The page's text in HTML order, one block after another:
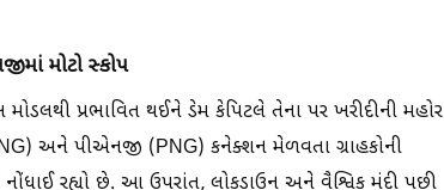
મોટો સ્કોપ
પ્રભાવિત થઈને ડેમ કેપિટલે તેના પર ખરીદીની મહોર
અને પીએનજી (PNG) કનેક્શન મેળવતા ગ્રાહકોની
નોંધાઈ રહ્યો છે. આ ઉપરાંત, લોકડાઉન અને વૈશ્વિક મંદી પછી